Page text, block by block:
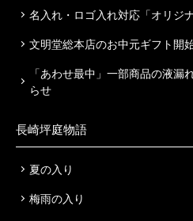
名入れ・ロゴ入れ対応「オリジ
文明堂総本店のお中元ギフト開
「あわせ最中」一部商品の液漏
らせ
長崎坪庭物語
夏の入り
梅雨の入り